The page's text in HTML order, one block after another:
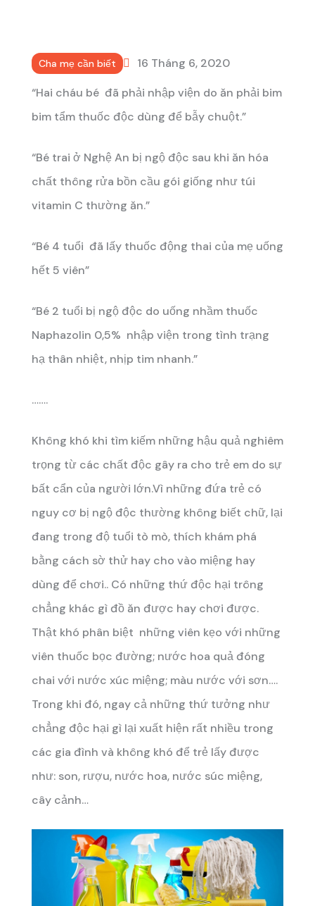
Cha mẹ cần biết
16 Tháng 6, 2020
“Hai cháu bé đã phải nhập viện do ăn phải bim
bim tẩm thuốc độc dùng để bẫy chuột.”
“Bé trai ở Nghệ An bị ngộ độc sau khi ăn hóa
chất thông rửa bồn cầu gói giống như túi
vitamin C thường ăn.”
“Bé 4 tuổi đã lấy thuốc động thai của mẹ uống
hết 5 viên”
“Bé 2 tuổi bị ngộ độc do uống nhầm thuốc
Naphazolin 0,5% nhập viện trong tình trạng
hạ thân nhiệt, nhịp tim nhanh.”
…….
Không khó khi tìm kiếm những hậu quả nghiêm
trọng từ các chất độc gây ra cho trẻ em do sự
bất cẩn của người lớn.Vì những đứa trẻ có
nguy cơ bị ngộ độc thường không biết chữ, lại
đang trong độ tuổi tò mò, thích khám phá
bằng cách sờ thử hay cho vào miệng hay
dùng để chơi.. Có những thứ độc hại trông
chẳng khác gì đồ ăn được hay chơi được.
Thật khó phân biệt những viên kẹo với những
viên thuốc bọc đường; nước hoa quả đóng
chai với nước xúc miệng; màu nước với sơn….
Trong khi đó, ngay cả những thứ tưởng như
chẳng độc hại gì lại xuất hiện rất nhiều trong
các gia đình và không khó để trẻ lấy được
như: son, rượu, nước hoa, nước súc miệng,
cây cảnh…